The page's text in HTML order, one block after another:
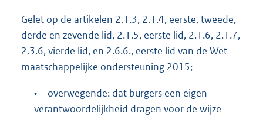
b
Gelet op de artikelen 2.1.3, 2.1.4, eerste, tweede,
derde en zevende lid, 2.1.5, eerste lid, 2.1.6, 2.1.7,
2.3.6, vierde lid, en 2.6.6., eerste lid van de Wet
maatschappelijke ondersteuning 2015;
•
overwegende: dat burgers een eigen
verantwoordelijkheid dragen voor de wijze